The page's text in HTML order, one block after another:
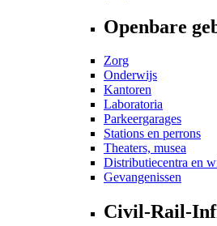
Openbare
Zorg
Onderwijs
Kantoren
Laboratoria
Parkeergarages
Stations en perrons
Theaters, musea
Distributiecentra en
Gevangenissen
Civil-Rail-